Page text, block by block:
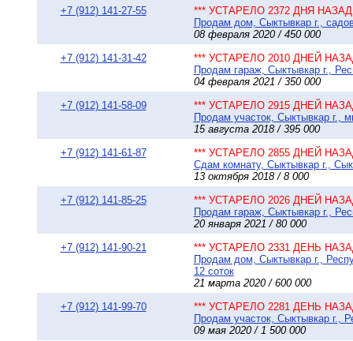
+7 (912) 141-27-55
*** УСТАРЕЛО 2372 ДНЯ НАЗАД
Продам дом, Сыктывкар г.,
08 февраля 2020 / 450 000
+7 (912) 141-31-42
*** УСТАРЕЛО 2010 ДНЕЙ
Продам гараж, Сыктывкар г.,
04 февраля 2021 / 350 000
+7 (912) 141-58-09
*** УСТАРЕЛО 2915 ДНЕЙ
Продам участок, Сыктывкар г.,
15 августа 2018 / 395 000
+7 (912) 141-61-87
*** УСТАРЕЛО 2855 ДНЕЙ
Сдам комнату, Сыктывкар г.,
13 октября 2018 / 8 000
+7 (912) 141-85-25
*** УСТАРЕЛО 2026 ДНЕЙ
Продам гараж, Сыктывкар г.,
20 января 2021 / 80 000
+7 (912) 141-90-21
*** УСТАРЕЛО 2331 ДЕНЬ
Продам дом, Сыктывкар г.,
12 соток
21 марта 2020 / 600 000
+7 (912) 141-99-70
*** УСТАРЕЛО 2281 ДЕНЬ
Продам участок, Сыктывкар г.,
09 мая 2020 / 1 500 000